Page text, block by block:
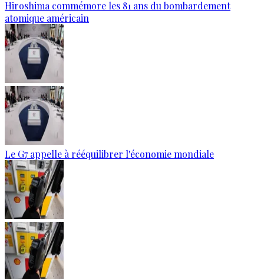
Hiroshima commémore les 81 ans du bombardement
atomique américain
Le G7 appelle à rééquilibrer l'économie mondiale